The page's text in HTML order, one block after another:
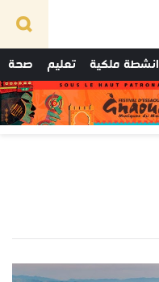
انشطة ملكية تعليم صحة